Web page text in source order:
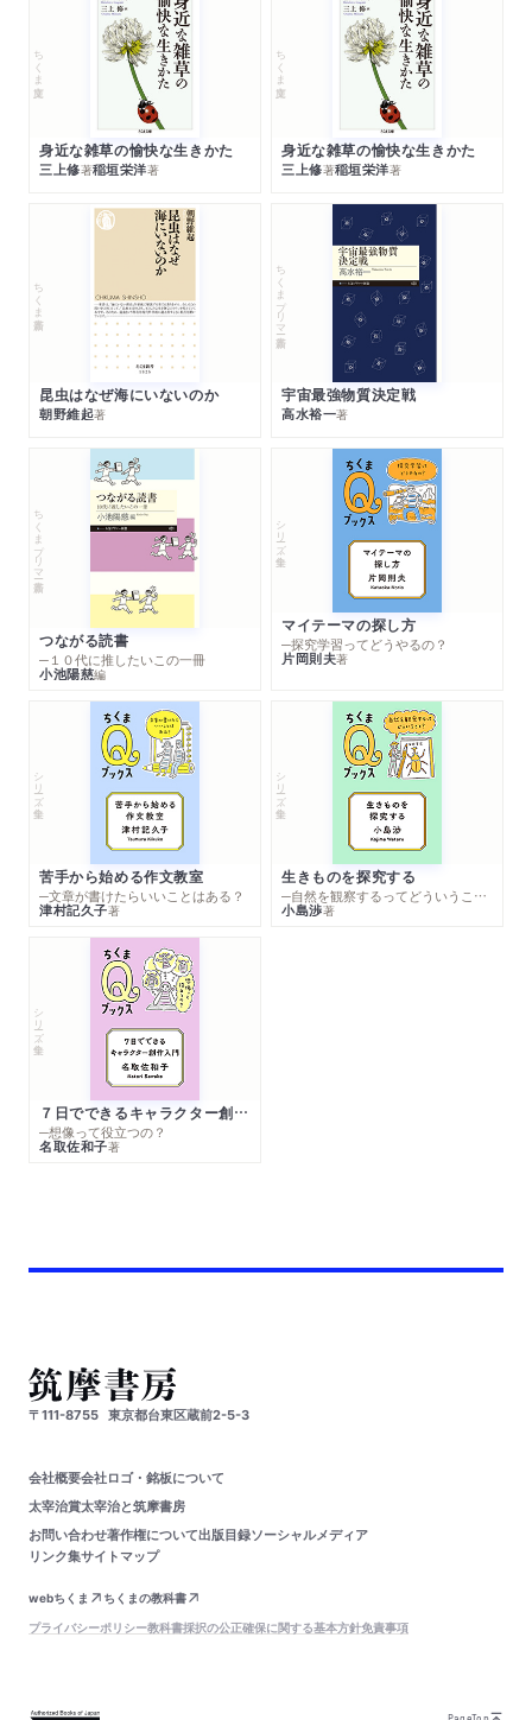
ちくま文庫
身近な雑草の愉快な生きかた
三上修著稲垣栄洋著
ちくま文庫
身近な雑草の愉快な生きかた
三上修著稲垣栄洋著
ちくま新書
昆虫はなぜ海にいないのか
朝野維起著
ちくまプリマー新書
宇宙最強物質決定戦
高水裕一著
ちくまプリマー新書
つながる読書
─１０代に推したいこの一冊
小池陽慈編
シリーズ・全集
マイテーマの探し方
─探究学習ってどうやるの？
片岡則夫著
シリーズ・全集
苦手から始める作文教室
─文章が書けたらいいことはある？
津村記久子著
シリーズ・全集
生きものを探究する
─自然を観察するってどういうこと？
小島渉著
シリーズ・全集
７日でできるキャラクター創作入門
─想像って役立つの？
名取佐和子著
〒111-8755 東京都台東区蔵前2-5-3
会社概要会社ロゴ・銘板について
太宰治賞太宰治と筑摩書房
お問い合わせ著作権について出版目録ソーシャルメディア
リンク集サイトマップ
webちくま
ちくまの教科書
プライバシーポリシー教科書採択の公正確保に関する基本方針免責事項